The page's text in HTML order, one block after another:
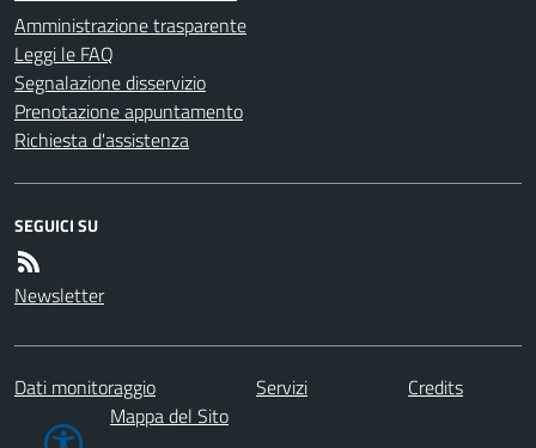
Amministrazione trasparente
Leggi le FAQ
Segnalazione disservizio
Prenotazione appuntamento
Richiesta d'assistenza
SEGUICI SU
Newsletter
Dati monitoraggio Servizi
Credits
Mappa del Sito